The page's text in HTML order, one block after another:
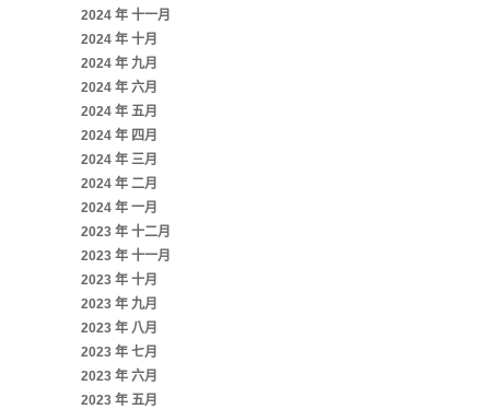
2024 年 十一月
2024 年 十月
2024 年 九月
2024 年 六月
2024 年 五月
2024 年 四月
2024 年 三月
2024 年 二月
2024 年 一月
2023 年 十二月
2023 年 十一月
2023 年 十月
2023 年 九月
2023 年 八月
2023 年 七月
2023 年 六月
2023 年 五月